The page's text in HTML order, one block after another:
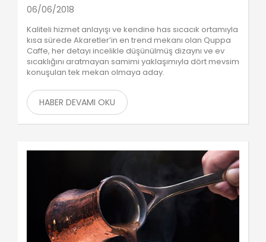
06/06/2018
Kaliteli hizmet anlayışı ve kendine has sıcacık ortamıyla
kısa sürede Akaretler’in en trend mekanı olan Quppa
Caffe, her detayı incelikle düşünülmüş dizaynı ve ev
sıcaklığını aratmayan samimi yaklaşımıyla dört mevsim
konuşulan tek mekan olmaya aday.
HABER DEVAMI OKU